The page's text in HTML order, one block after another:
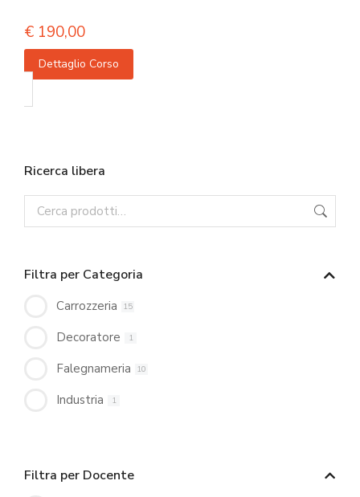
€ 190,00
Dettaglio Corso
Ricerca libera
Filtra per Categoria
Carrozzeria 15
Decoratore 1
Falegnameria 10
Industria 1
Filtra per Docente